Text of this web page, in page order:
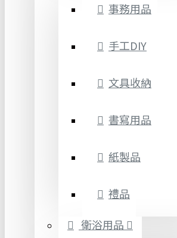
事務用品
手工DIY
文具收納
書寫用品
紙製品
禮品
衛浴用品